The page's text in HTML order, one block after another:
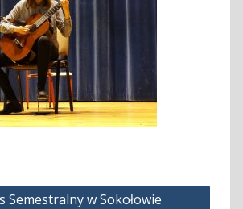
Semestralny w Sokołowie